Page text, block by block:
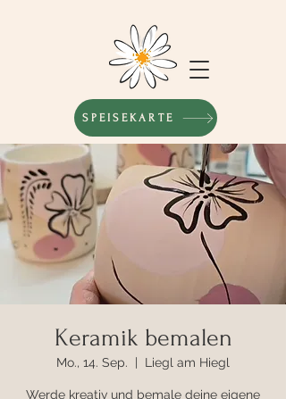
SPEISEKARTE
Keramik bemalen
Mo., 14. Sep. Liegl am Hiegl
Werde kreativ und bemale deine eigene